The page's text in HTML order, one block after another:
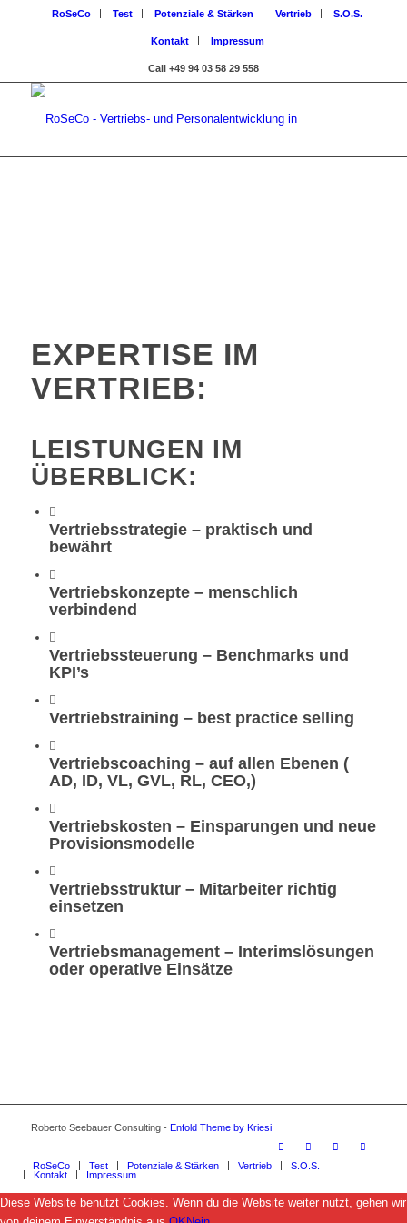
RoSeCo Test Potenziale & Stärken Vertrieb S.O.S.
Kontakt Impressum
Call +49 94 03 58 29 558
VORBEREITUNG
UND STETIGE
HANDLUNG
VORAUS!
– ganz ohne Stress!
EXPERTISE IM
VERTRIEB:
LEISTUNGEN IM
ÜBERBLICK:
Vertriebsstrategie – praktisch und
bewährt
Vertriebskonzepte – menschlich
verbindend
Vertriebssteuerung – Benchmarks und
KPI’s
Vertriebstraining – best practice selling
Vertriebscoaching – auf allen Ebenen (
AD, ID, VL, GVL, RL, CEO,)
Vertriebskosten – Einsparungen und neue
Provisionsmodelle
Vertriebsstruktur – Mitarbeiter richtig
einsetzen
Vertriebsmanagement – Interimslösungen
oder operative Einsätze
Roberto Seebauer Consulting - Enfold Theme by Kriesi
RoSeCo Test Potenziale & Stärken Vertrieb
S.O.S.
Kontakt
Impressum
Diese Website benutzt Cookies. Wenn du die Website weiter nutzt, gehen wir